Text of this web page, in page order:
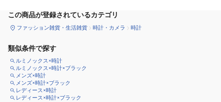
この商品が登録されているカテゴリ
ファッション雑貨・生活雑貨 時計・カメラ 時計
類似条件で探す
ルミノックス×時計
ルミノックス×時計×ブラック
メンズ×時計
メンズ×時計×ブラック
レディース×時計
レディース×時計×ブラック